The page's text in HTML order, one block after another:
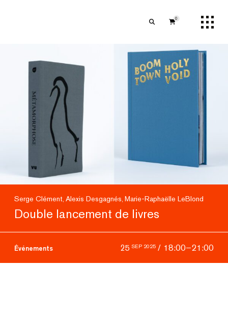
0
Serge Clément, Alexis Desgagnés, Marie-Raphaëlle LeBlond
Double lancement de livres
Événements 25 SEP 2025 / 18:00–21:00